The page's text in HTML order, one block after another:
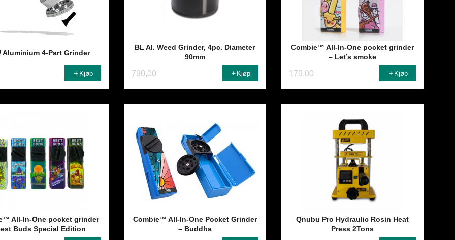
Aluminium 4-Part Grinder
Kjøp
BL Al. Weed Grinder, 4pc. Diameter
90mm
790,00 Kjøp
Combie™ All-In-One pocket grinder
– Let’s smoke
179,00 Kjøp
All-In-One pocket grinder
Buds Special Edition
Combie™ All-In-One Pocket Grinder
– Buddha
Qnubu Pro Hydraulic Rosin Heat
Press 2Tons